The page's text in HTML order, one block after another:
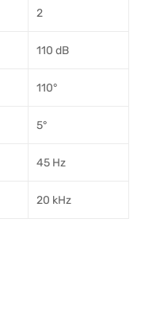
2
110 dB
110°
5°
45 Hz
20 kHz